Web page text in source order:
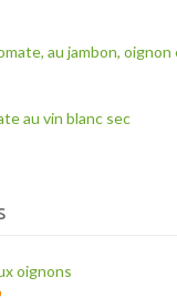
au jambon,
au vin blanc sec
oignons